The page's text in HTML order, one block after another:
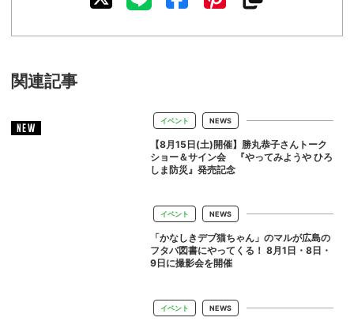
関連記事
NEW
イベント NEWS
【8月15日(土)開催】勝丸恭子さんトーク
ショー＆サイン会 『やってみようや ひろ
しま防災』発売記念
イベント NEWS
「かなしきデブ猫ちゃん」のマルが広島の
フタバ図書にやってくる！ 8月1日・8日・
9日に撮影会を開催
イベント NEWS